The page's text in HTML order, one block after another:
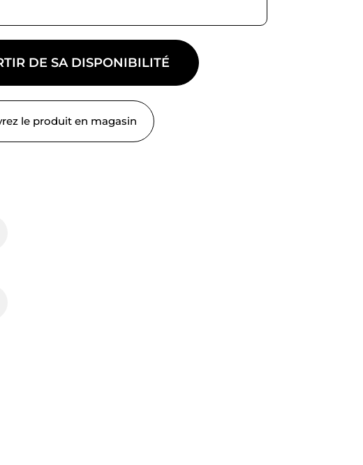
DE SA DISPONIBILITÉ
le produit en magasin